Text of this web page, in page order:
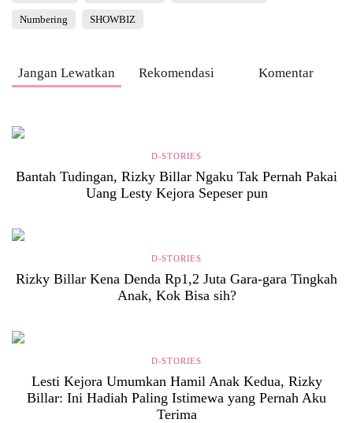
Numbering SHOWBIZ
Jangan Lewatkan Rekomendasi Komentar
D-STORIES
Bantah Tudingan, Rizky Billar Ngaku Tak Pernah Pakai
Uang Lesty Kejora Sepeser pun
D-STORIES
Rizky Billar Kena Denda Rp1,2 Juta Gara-gara Tingkah
Anak, Kok Bisa sih?
D-STORIES
Lesti Kejora Umumkan Hamil Anak Kedua, Rizky
Billar: Ini Hadiah Paling Istimewa yang Pernah Aku
Terima